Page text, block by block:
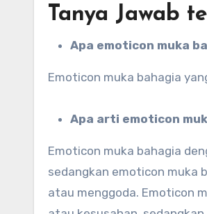
Tanya Jawab
Apa emoticon muka
Emoticon muka bahagia
Apa arti emoticon
Emoticon muka bahagia
sedangkan emoticon muka
atau menggoda. Emoticon